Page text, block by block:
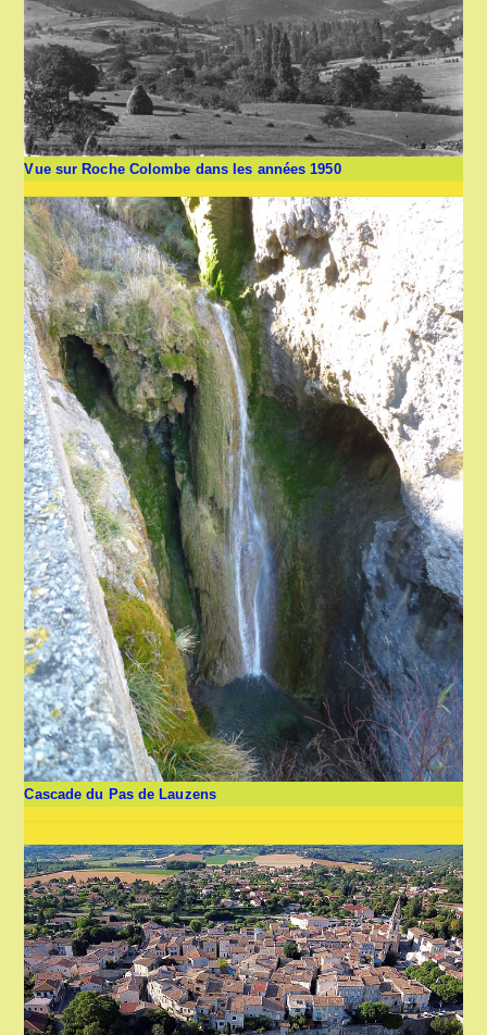
Vue sur Roche Colombe dans les années 1950
Cascade du Pas de Lauzens